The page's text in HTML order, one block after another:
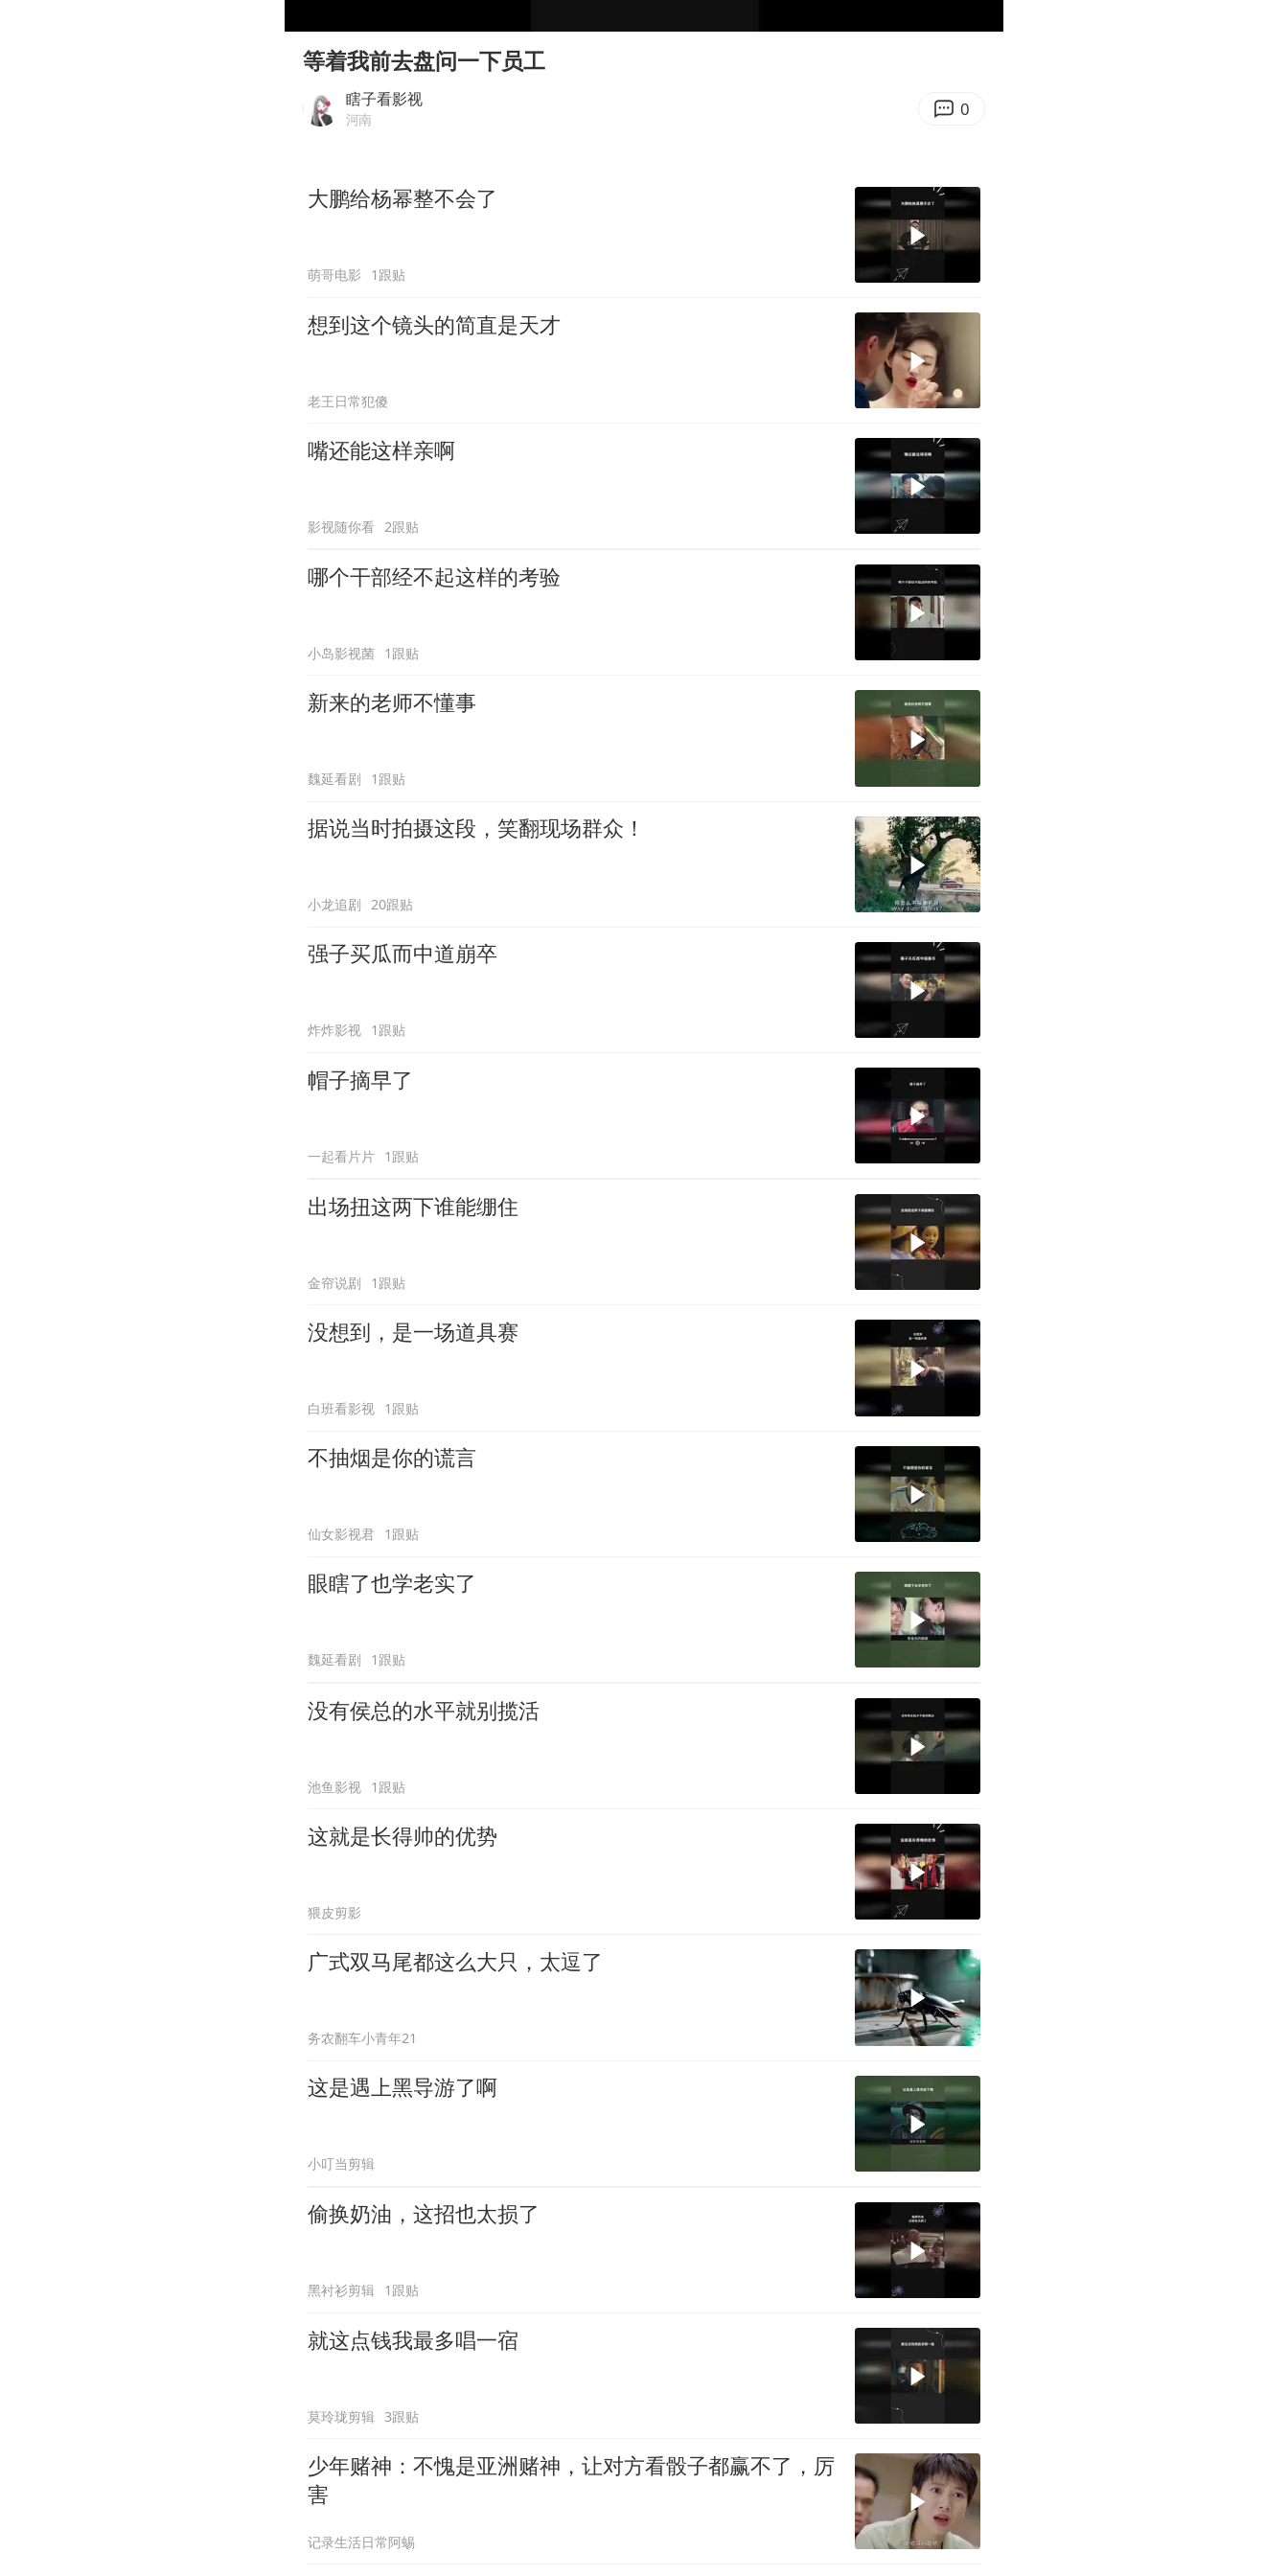
以军士兵把枪口对准中国记者
笔试第一被劝弃考涉事副校长被撤职
挡“张雪机车”民进党当局怕什么
等着我前去盘问一下员工
瞎子看影视
河南 0
大鹏给杨幂整不会了
萌哥电影 1跟贴
想到这个镜头的简直是天才
老王日常犯傻
嘴还能这样亲啊
影视随你看 2跟贴
哪个干部经不起这样的考验
小岛影视菌 1跟贴
新来的老师不懂事
魏延看剧 1跟贴
据说当时拍摄这段，笑翻现场群众！
小龙追剧 20跟贴
强子买瓜而中道崩卒
炸炸影视 1跟贴
帽子摘早了
一起看片片 1跟贴
出场扭这两下谁能绷住
金帘说剧 1跟贴
没想到，是一场道具赛
白班看影视 1跟贴
不抽烟是你的谎言
仙女影视君 1跟贴
眼瞎了也学老实了
魏延看剧 1跟贴
没有侯总的水平就别揽活
池鱼影视 1跟贴
这就是长得帅的优势
猥皮剪影
广式双马尾都这么大只，太逗了
务农翻车小青年21
这是遇上黑导游了啊
小叮当剪辑
偷换奶油，这招也太损了
黑衬衫剪辑 1跟贴
就这点钱我最多唱一宿
莫玲珑剪辑 3跟贴
少年赌神：不愧是亚洲赌神，让对方看骰子都赢不了，厉
害
记录生活日常阿蜴